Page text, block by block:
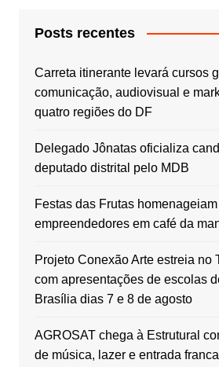
Posts recentes
Carreta itinerante levará cursos
comunicação, audiovisual e
quatro regiões do DF
Delegado Jônatas oficializa
deputado distrital pelo MDB
Festas das Frutas
empreendedores em café da
Projeto Conexão Arte estreia no
com apresentações de escolas
Brasília dias 7 e 8 de agosto
AGROSAT chega à Estrutural
de música, lazer e entrada